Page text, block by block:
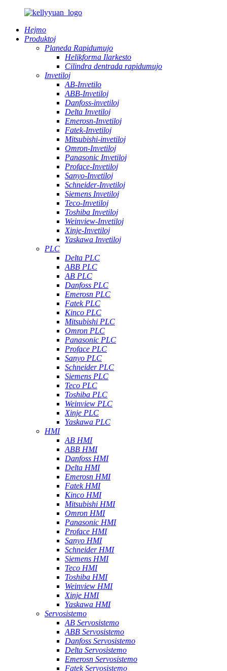
Hejmo
Produktoj
Planeda Rapidumujo
Helikforma Ilarkesto
Cilindra dentrada rapidumujo
Invetiloj
AB-Invetilo
ABB-Invetiloj
Danfoss-invetiloj
Delta Invetiloj
Emerosn-Invetiloj
Fatek-Invetiloj
Mitsubishi-invetiloj
Omron-Invetiloj
Panasonic Invetiloj
Proface-Invetiloj
Sanyo-Invetiloj
Schneider-Invetiloj
Siemens Invetiloj
Teco-Invetiloj
Toshiba Invetiloj
Weinview-Invetiloj
Xinje-Invetiloj
Yaskawa Invetiloj
PLC
Delta PLC
ABB PLC
AB PLC
Danfoss PLC
Emerosn PLC
Fatek PLC
Kinco PLC
Mitsubishi PLC
Omron PLC
Panasonic PLC
Proface PLC
Sanyo PLC
Schneider PLC
Siemens PLC
Teco PLC
Toshiba PLC
Weinview PLC
Xinje PLC
Yaskawa PLC
HMI
AB HMI
ABB HMI
Danfoss HMI
Delta HMI
Emerosn HMI
Fatek HMI
Kinco HMI
Mitsubishi HMI
Omron HMI
Panasonic HMI
Proface HMI
Sanyo HMI
Schneider HMI
Siemens HMI
Teco HMI
Toshiba HMI
Weinview HMI
Xinje HMI
Yaskawa HMI
Servosistemo
AB Servosistemo
ABB Servosistemo
Danfoss Servosistemo
Delta Servosistemo
Emerosn Servosistemo
Fatek Servosistemo